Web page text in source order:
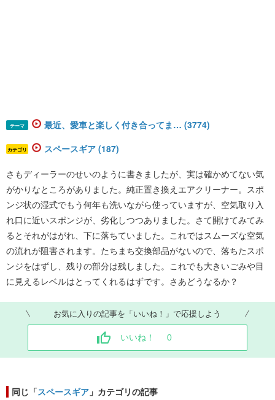
テーマ 最近、愛車と楽しく付き合ってま… (3774)
カテゴリ スペースギア (187)
さもディーラーのせいのように書きましたが、実は確かめてない気
がかりなところがありました。純正置き換えエアクリーナー。スポ
ンジ状の湿式でもう何年も洗いながら使っていますが、空気取り入
れ口に近いスポンジが、劣化しつつありました。さて開けてみてみ
るとそれがはがれ、下に落ちていました。これではスムーズな空気
の流れが阻害されます。たちまち交換部品がないので、落ちたスポ
ンジをはずし、残りの部分は残しました。これでも大きいごみや目
に見えるレベルはとってくれるはずです。さあどうなるか？
お気に入りの記事を「いいね！」で応援しよう
いいね！ 0
同じ「スペースギア 」カテゴリの記事